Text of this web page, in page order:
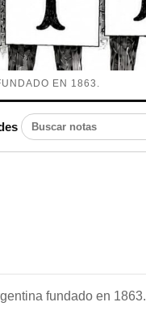
EN 1863.
Buscar notas
fundado en 1863.